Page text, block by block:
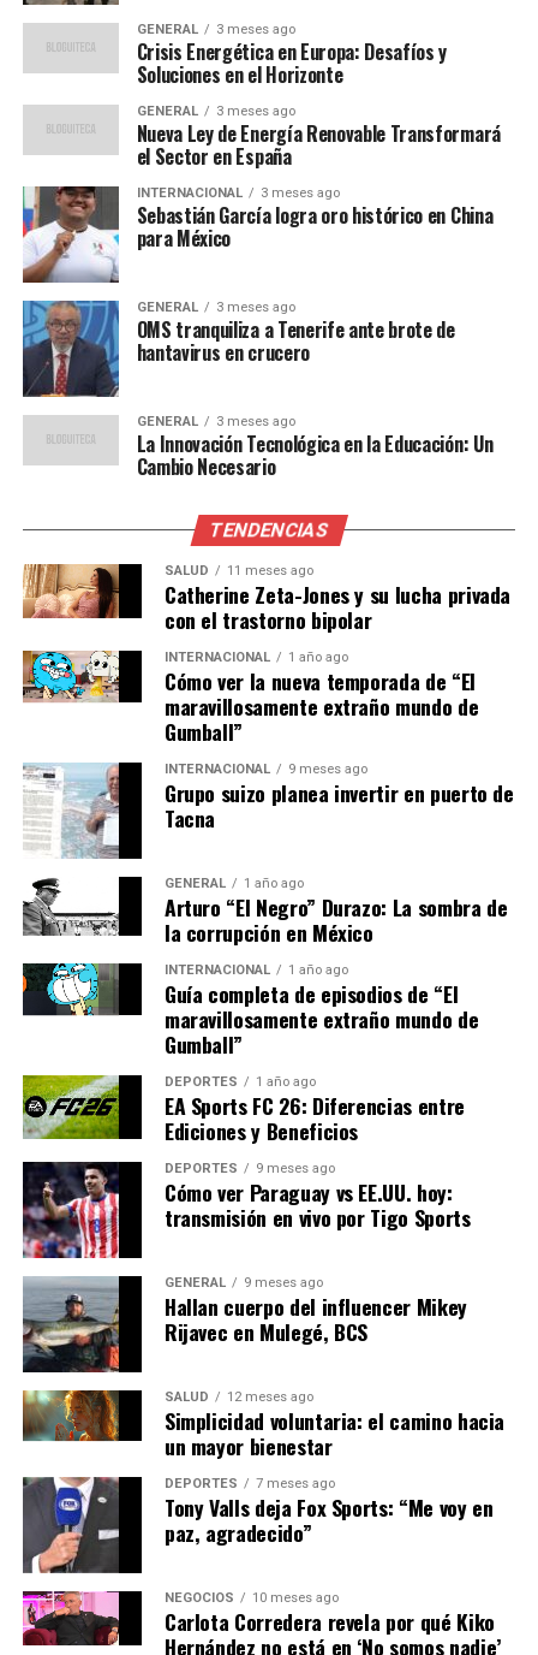
Respuestas y desafíos en la
frontera
La administración actual de Estados Unidos ha intentado
abordar la crisis mediante una combinación de medidas
de control fronterizo y asistencia humanitaria. Sin
embargo, las críticas no se han hecho esperar. Grupos
defensores de los derechos humanos han denunciado las
condiciones inhumanas en los centros de detención y la
separación de familias.
En una conferencia de prensa reciente, el secretario de
Seguridad Nacional, Alejandro Mayorkas, afirmó:
“Estamos trabajando
incansablemente para
asegurar la frontera
mientras tratamos a los
migrantes con dignidad y
respeto.”
No obstante, los desafíos logísticos y políticos son
inmensos. La falta de personal y recursos adecuados ha
complicado la gestión de la crisis, y las tensiones
políticas internas han dificultado la implementación de
soluciones a largo plazo.
Perspectivas y posibles
soluciones
Expertos en migración sugieren que una solución
sostenible requiere un enfoque integral que aborde las
causas fundamentales de la migración. Esto incluye
inversiones en desarrollo económico y estabilidad
política en los países de origen, así como una reforma
migratoria integral en Estados Unidos.
El Dr. Juan Pérez, experto en políticas migratorias,
comenta:
“Sin un enfoque coordinado
y multilateral, la crisis
migratoria en la frontera
sur continuará siendo un
desafío significativo para la
región.”
Mientras tanto, las comunidades en la frontera están
tomando medidas para apoyar a los migrantes.
Organizaciones no gubernamentales han intensificado
GENERAL 3 meses ago
Crisis Energética en Europa: Desafíos y
Soluciones en el Horizonte
GENERAL 3 meses ago
Nueva Ley de Energía Renovable Transformará
el Sector en España
INTERNACIONAL 3 meses ago
Sebastián García logra oro histórico en China
para México
GENERAL 3 meses ago
OMS tranquiliza a Tenerife ante brote de
hantavirus en crucero
GENERAL 3 meses ago
La Innovación Tecnológica en la Educación: Un
Cambio Necesario
TENDENCIAS
SALUD 11 meses ago
Catherine Zeta-Jones y su lucha privada
con el trastorno bipolar
INTERNACIONAL 1 año ago
Cómo ver la nueva temporada de “El
maravillosamente extraño mundo de
Gumball”
INTERNACIONAL 9 meses ago
Grupo suizo planea invertir en puerto de
Tacna
GENERAL 1 año ago
Arturo “El Negro” Durazo: La sombra de
la corrupción en México
INTERNACIONAL 1 año ago
Guía completa de episodios de “El
maravillosamente extraño mundo de
Gumball”
DEPORTES 1 año ago
EA Sports FC 26: Diferencias entre
Ediciones y Beneficios
DEPORTES 9 meses ago
Cómo ver Paraguay vs EE.UU. hoy:
transmisión en vivo por Tigo Sports
GENERAL 9 meses ago
Hallan cuerpo del influencer Mikey
Rijavec en Mulegé, BCS
SALUD 12 meses ago
Simplicidad voluntaria: el camino hacia
un mayor bienestar
DEPORTES 7 meses ago
Tony Valls deja Fox Sports: “Me voy en
paz, agradecido”
NEGOCIOS 10 meses ago
Carlota Corredera revela por qué Kiko
Hernández no está en ‘No somos nadie’